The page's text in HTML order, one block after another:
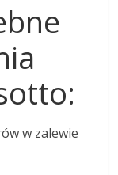
w zalewie